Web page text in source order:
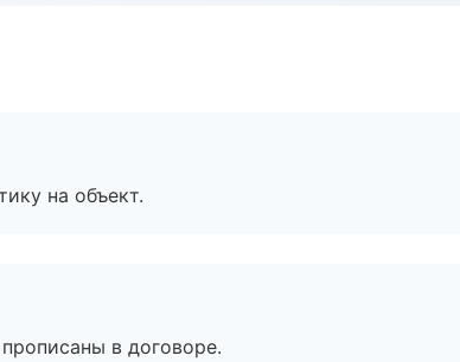
на объект.
в договоре.